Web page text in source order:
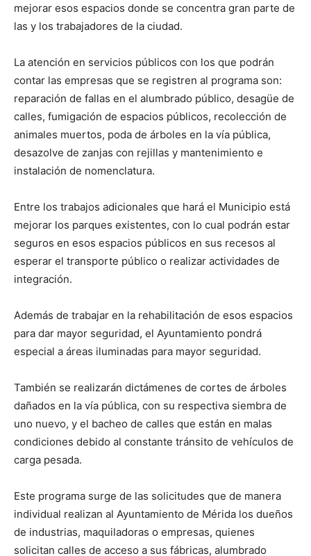
mejorar esos espacios donde se concentra gran parte de
las y los trabajadores de la ciudad.
La atención en servicios públicos con los que podrán
contar las empresas que se registren al programa son:
reparación de fallas en el alumbrado público, desagüe de
calles, fumigación de espacios públicos, recolección de
animales muertos, poda de árboles en la vía pública,
desazolve de zanjas con rejillas y mantenimiento e
instalación de nomenclatura.
Entre los trabajos adicionales que hará el Municipio está
mejorar los parques existentes, con lo cual podrán estar
seguros en esos espacios públicos en sus recesos al
esperar el transporte público o realizar actividades de
integración.
Además de trabajar en la rehabilitación de esos espacios
para dar mayor seguridad, el Ayuntamiento pondrá
especial a áreas iluminadas para mayor seguridad.
También se realizarán dictámenes de cortes de árboles
dañados en la vía pública, con su respectiva siembra de
uno nuevo, y el bacheo de calles que están en malas
condiciones debido al constante tránsito de vehículos de
carga pesada.
Este programa surge de las solicitudes que de manera
individual realizan al Ayuntamiento de Mérida los dueños
de industrias, maquiladoras o empresas, quienes
solicitan calles de acceso a sus fábricas, alumbrado